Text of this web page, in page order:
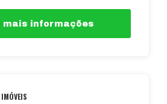
mais informações